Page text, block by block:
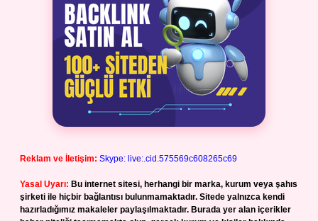
Reklam ve İletişim: Skype: live:.cid.575569c608265c69
Yasal Uyarı: Bu internet sitesi, herhangi bir marka, kurum veya şahıs
şirketi ile hiçbir bağlantısı bulunmamaktadır. Sitede yalnızca kendi
hazırladığımız makaleler paylaşılmaktadır. Burada yer alan içerikler